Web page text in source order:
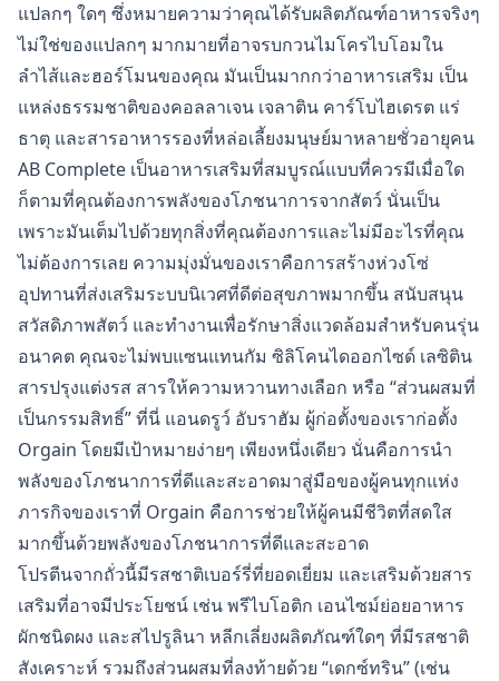
แปลกๆ ใดๆ ซึ่งหมายความว่าคุณได้รับผลิตภัณฑ์อาหารจริงๆ
ไม่ใช่ของแปลกๆ มากมายที่อาจรบกวนไมโครไบโอมใน
ลำไส้และฮอร์โมนของคุณ มันเป็นมากกว่าอาหารเสริม เป็น
แหล่งธรรมชาติของคอลลาเจน เจลาติน คาร์โบไฮเดรต แร่
ธาตุ และสารอาหารรองที่หล่อเลี้ยงมนุษย์มาหลายชั่วอายุคน
AB Complete เป็นอาหารเสริมที่สมบูรณ์แบบที่ควรมีเมื่อใด
ก็ตามที่คุณต้องการพลังของโภชนาการจากสัตว์ นั่นเป็น
เพราะมันเต็มไปด้วยทุกสิ่งที่คุณต้องการและไม่มีอะไรที่คุณ
ไม่ต้องการเลย ความมุ่งมั่นของเราคือการสร้างห่วงโซ่
อุปทานที่ส่งเสริมระบบนิเวศที่ดีต่อสุขภาพมากขึ้น สนับสนุน
สวัสดิภาพสัตว์ และทำงานเพื่อรักษาสิ่งแวดล้อมสำหรับคนรุ่น
อนาคต คุณจะไม่พบแซนแทนกัม ซิลิโคนไดออกไซด์ เลซิติน
สารปรุงแต่งรส สารให้ความหวานทางเลือก หรือ “ส่วนผสมที่
เป็นกรรมสิทธิ์” ที่นี่ แอนดรูว์ อับราฮัม ผู้ก่อตั้งของเราก่อตั้ง
Orgain โดยมีเป้าหมายง่ายๆ เพียงหนึ่งเดียว นั่นคือการนำ
พลังของโภชนาการที่ดีและสะอาดมาสู่มือของผู้คนทุกแห่ง
ภารกิจของเราที่ Orgain คือการช่วยให้ผู้คนมีชีวิตที่สดใส
มากขึ้นด้วยพลังของโภชนาการที่ดีและสะอาด
โปรตีนจากถั่วนี้มีรสชาติเบอร์รี่ที่ยอดเยี่ยม และเสริมด้วยสาร
เสริมที่อาจมีประโยชน์ เช่น พรีไบโอติก เอนไซม์ย่อยอาหาร
ผักชนิดผง และสไปรูลินา หลีกเลี่ยงผลิตภัณฑ์ใดๆ ที่มีรสชาติ
สังเคราะห์ รวมถึงส่วนผสมที่ลงท้ายด้วย “เดกซ์ทริน” (เช่น